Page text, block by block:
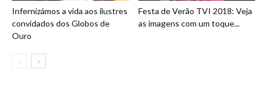
Infernizámos a vida aos ilustres
convidados dos Globos de
Ouro
Festa de Verão TVI 2018: Veja
as imagens com um toque...